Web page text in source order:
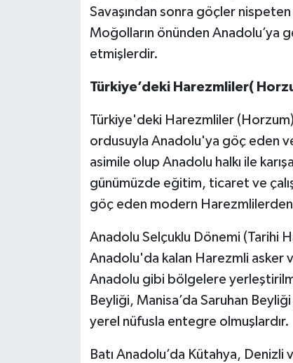
Savaşından sonra göçler nispeten
Moğolların önünden Anadolu’ya
etmişlerdir.
Türkiye’deki Harezmliler(
Türkiye'deki Harezmliler
ordusuyla Anadolu'ya göç eden
asimile olup Anadolu halkı ile
günümüzde eğitim, ticaret ve
göç eden modern
Anadolu Selçuklu Dönemi (Tarihi
Anadolu'da kalan Harezmli
Anadolu gibi bölgelere
Beyliği, Manisa’da Saruhan
yerel nüfusla entegre olmuşlardır.
Batı Anadolu’da Kütahya,